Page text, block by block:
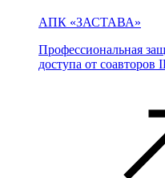
АПК «ЗАСТАВА»
Профессиональная
доступа от соавторов